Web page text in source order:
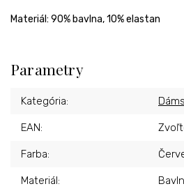
Materiál: 90% bavlna, 10% elastan
Parametry
Kategória:
EAN:
Farba:
Materiál: